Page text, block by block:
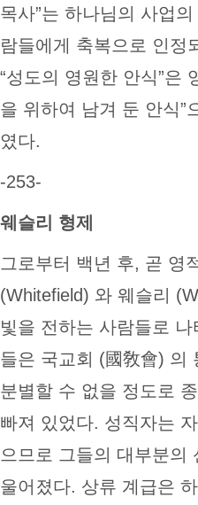
목사”는 하나님의 사업
람들에게 축복으로 인정
“성도의 영원한 안식”은
을 위하여 남겨 둔 안식”
였다.
-253-
웨슬리 형제
그로부터 백년 후, 곧 영
(Whitefield) 와 웨슬리
빛을 전하는 사람들로
들은 국교회 (國敎會) 의
분별할 수 없을 정도로
빠져 있었다. 성직자는
으므로 그들의 대부분의
울어졌다. 상류 계급은